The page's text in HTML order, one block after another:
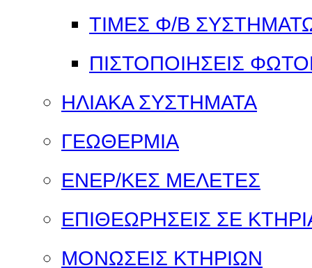
ΤΙΜΕΣ Φ/Β
ΠΙΣΤΟΠΟΙΗΣΕΙΣ
ΗΛΙΑΚΑ ΣΥΣΤΗΜΑΤΑ
ΓΕΩΘΕΡΜΙΑ
ΕΝΕΡ/ΚΕΣ ΜΕΛΕΤΕΣ
ΕΠΙΘΕΩΡΗΣΕΙΣ ΣΕ
ΜΟΝΩΣΕΙΣ ΚΤΗΡΙΩΝ